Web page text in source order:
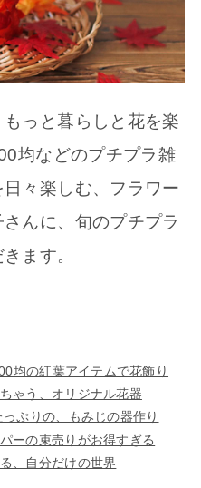
っと暮らしと花を楽
均などのプチプラ雑
々楽しむ、フラワー
んに、旬のプチプラ
ます。
均の紅葉アイテムで花飾り
ゃう、オリジナル花器
ぷりの、もみじの器作り
ーの束売りがお得すぎる
、自分だけの世界